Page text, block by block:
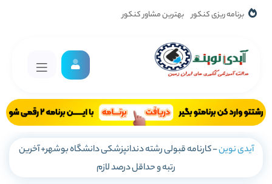
برنامه ریزی کنکور بهترین مشاور کنکور
آیدی نوین-کارنامه قبولی رشته دندانپزشکی دانشگاه بوشهر+ آخرین
رتبه و حداقل درصد لازم